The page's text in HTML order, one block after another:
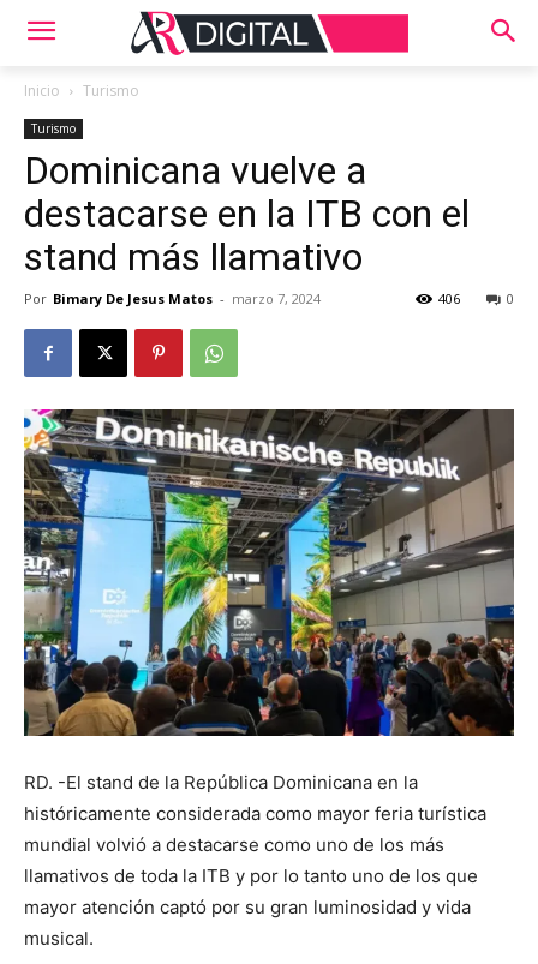
Inicio Turismo
Turismo
Dominicana vuelve a
destacarse en la ITB con el
stand más llamativo
Por Bimary De Jesus Matos - marzo 7, 2024 0
406
RD. -El stand de la República Dominicana en la
históricamente considerada como mayor feria turística
mundial volvió a destacarse como uno de los más
llamativos de toda la ITB y por lo tanto uno de los que
mayor atención captó por su gran luminosidad y vida
musical.